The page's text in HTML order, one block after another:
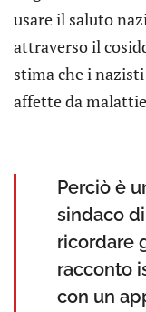
usare il saluto
attraverso il
stima che i
affette da
Perciò è
sindaco
ricordare
racconto
con un